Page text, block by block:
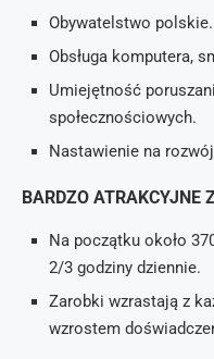
Obywatelstwo polskie.
Obsługa komputera,
Umiejętność
społecznościowych.
Nastawienie na
BARDZO ATRAKCYJNE
Na początku około
2/3 godziny dziennie.
Zarobki wzrastają z
wzrostem